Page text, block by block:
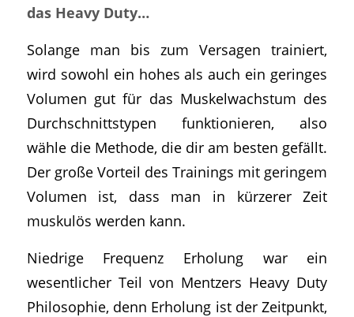
das Heavy Duty…
Solange man bis zum Versagen trainiert,
wird sowohl ein hohes als auch ein geringes
Volumen gut für das Muskelwachstum des
Durchschnittstypen funktionieren, also
wähle die Methode, die dir am besten gefällt.
Der große Vorteil des Trainings mit geringem
Volumen ist, dass man in kürzerer Zeit
muskulös werden kann.
Niedrige Frequenz Erholung war ein
wesentlicher Teil von Mentzers Heavy Duty
Philosophie, denn Erholung ist der Zeitpunkt,